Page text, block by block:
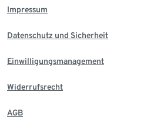
Impressum
Datenschutz und Sicherheit
Einwilligungsmanagement
Widerrufsrecht
AGB